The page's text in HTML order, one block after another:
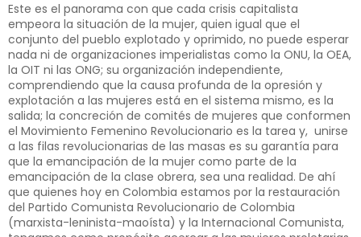
Este es el panorama con que cada crisis capitalista
empeora la situación de la mujer, quien igual que el
conjunto del pueblo explotado y oprimido, no puede esperar
nada ni de organizaciones imperialistas como la ONU, la OEA,
la OIT ni las ONG; su organización independiente,
comprendiendo que la causa profunda de la opresión y
explotación a las mujeres está en el sistema mismo, es la
salida; la concreción de comités de mujeres que conformen
el Movimiento Femenino Revolucionario es la tarea y, unirse
a las filas revolucionarias de las masas es su garantía para
que la emancipación de la mujer como parte de la
emancipación de la clase obrera, sea una realidad. De ahí
que quienes hoy en Colombia estamos por la restauración
del Partido Comunista Revolucionario de Colombia
(marxista-leninista-maoísta) y la Internacional Comunista,